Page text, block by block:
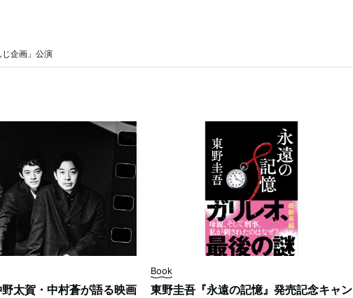
企画」公演
太賀・中村蒼が語る映画
Book
東野圭吾『永遠の記憶』発売記念キャン